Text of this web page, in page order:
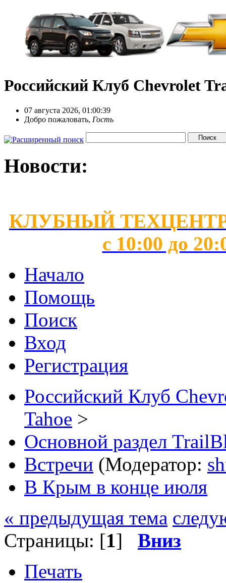
Российский Клуб Chevrolet
07 августа 2026, 01:00:39
Добро пожаловать, Гость
Новости:
КЛУБНЫЙ
с 10:00 до
Начало
Помощь
Поиск
Вход
Регистрация
Российский Клуб
Tahoe >
Основной раздел
Встречи (Модератор:
В Крым в конце июля
« предыдущая тема
Страницы: [1] Вниз
Печать